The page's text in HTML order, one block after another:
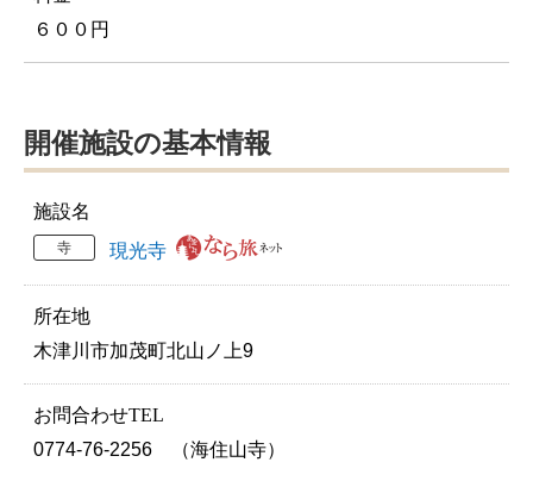
６００円
開催施設の基本情報
施設名
寺 現光寺
所在地
木津川市加茂町北山ノ上9
お問合わせTEL
0774-76-2256 （海住山寺）